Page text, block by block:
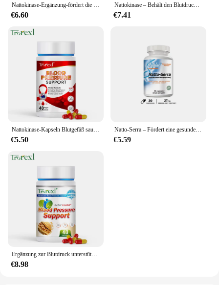
Nattokinase-Ergänzung-fördert die allgemeine Herz-und Herz-Kreislauf-Gesundheit
€6.60
Nattokinase – Behält den Blutdruckabgleich, unterstützt die Herz-Kreislauf-Gesundheit
€7.41
Nattokinase-Kapseln Blutgefäß sauber auflösen Blut gerinnsel senken den Druck verhindern Arter io sklerose verbessern die Gefäß gesundheit
€5.50
Natto-Serra – Fördert eine gesunde Immunreaktion und unterstützt eine gesunde Zirkulation
€5.59
Ergänzung zur Blutdruck unterstützung, Natto-Kapsel, Herz-Kreislauf-Unterstützung, Blut hochdruck, Blutfette, Blutgefäß reiniger
€8.98